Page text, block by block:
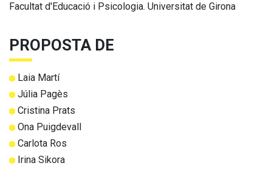
Facultat d'Educació i Psicologia. Universitat de Girona
PROPOSTA DE
Laia Martí
Júlia Pagès
Cristina Prats
Ona Puigdevall
Carlota Ros
Irina Sikora